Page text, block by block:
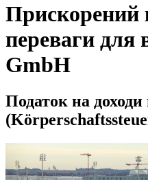
Прискорений
переваги для
GmbH
Податок на